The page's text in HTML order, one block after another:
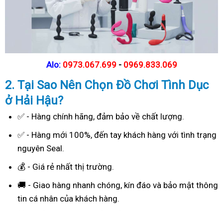
Alo: 0973.067.699 - 0969.833.069
2. Tại SaoNên Chọn Đồ Chơi Tình Dục
ở Hải Hậu?
✅ - Hàng chính hãng, đảm bảo về chất lượng.
✅ - Hàng mới 100%, đến tay khách hàng với tình trạng
nguyên Seal.
💰 - Giá rẻ nhất thị trường.
🚚 - Giao hàng nhanh chóng, kín đáo và bảo mật thông
tin cá nhân của khách hàng.